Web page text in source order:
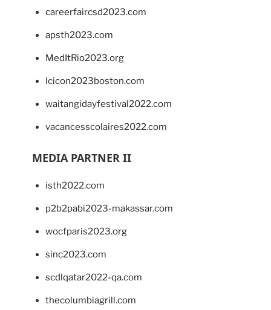
careerfaircsd2023.com
apsth2023.com
MedItRio2023.org
lcicon2023boston.com
waitangidayfestival2022.com
vacancesscolaires2022.com
MEDIA PARTNER II
isth2022.com
p2b2pabi2023-makassar.com
wocfparis2023.org
sinc2023.com
scdlqatar2022-qa.com
thecolumbiagrill.com